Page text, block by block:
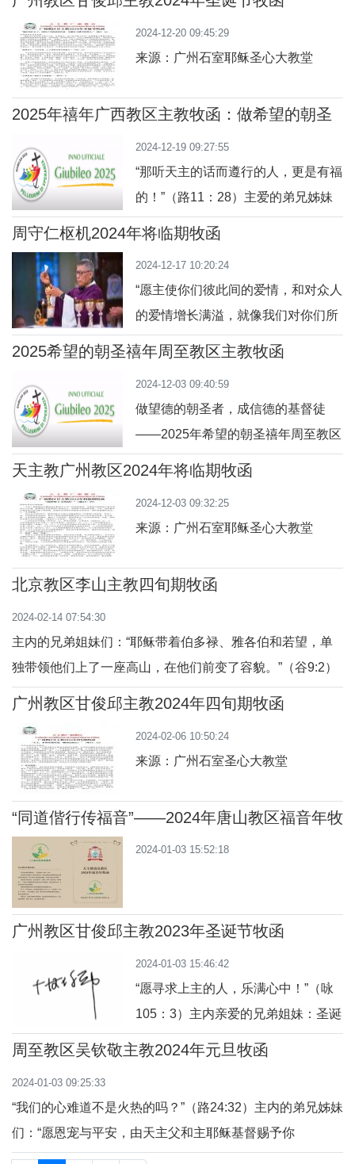
2024-12-20 09:45:29
来源：广州石室耶稣圣心大教堂
2025年禧年广西教区主教牧函：做希望的朝圣
2024-12-19 09:27:55
“那听天主的话而遵行的人，更是有福
的！”（路11：28）主爱的弟兄姊妹
们：教宗方济各颁布2025年为常规禧
是教会自公元1300年波尼法爵八世
（Bonifacio VIII）教宗宣布第一次禧
年以来的第31次禧年。本次禧年的名
称取自《罗马书》：“望德不叫人蒙
年
周守仁枢机2024年将临期牧函
2024-12-17 10:20:24
“愿主使你们彼此间的爱情，和对众人
的爱情增长满溢，就像我们对你们所
有的爱情，好坚固你们的心，使你们
时，于天主我们的父前，在圣德上无
可指摘。”（得撒洛尼前书3: 12-13）
亲爱的主内姊妹兄弟及各位朋友：世
界主教代表会议第十六届常务大会第
将临期。教
2025希望的朝圣禧年周至教区主教牧函
2024-12-03 09:40:59
做望德的朝圣者，成信德的基督徒
——2025年希望的朝圣禧年周至教区
主教牧函 主内的兄弟姐妹们：愿赐平
安！愿主与你们众人同在！（得后
3:16）在2024年5月9日，我们敬爱的
让人蒙羞》，并以“希望的朝圣者”作
励我们做渴
天主教广州教区2024年将临期牧函
2024-12-03 09:32:25
来源：广州石室耶稣圣心大教堂
北京教区李山主教四旬期牧函
2024-02-14 07:54:30
主内的兄弟姐妹们：“耶稣带着伯多禄、雅各伯和若望，单
独带领他们上了一座高山，在他们前变了容貌。”（谷9:2）
耶稣在公开传教前进入约旦河接受洗礼，在逾越节前登上高
活（参《天主教教理》556）。圣父发言，圣子临在，圣神
以鸽子和云彩的形象显现，天主圣三与人类展
广州教区甘俊邱主教2024年四旬期牧函
2024-02-06 10:50:24
来源：广州石室圣心大教堂
“同道偕行传福音”——2024年唐山教区福音年牧
函
2024-01-03 15:52:18
广州教区甘俊邱主教2023年圣诞节牧函
2024-01-03 15:46:42
“愿寻求上主的人，乐满心中！”（咏
105：3）主内亲爱的兄弟姐妹：圣诞
中的耶稣，极其高兴欢喜：“众天使离
开他们往天上去了以后，牧人们就彼
周至教区吴钦敬主教2024年元旦牧函
2024-01-03 09:25:33
“我们的心难道不是火热的吗？”（路24:32）主内的弟兄姊妹
们：“愿恩宠与平安，由天主父和主耶稣基督赐予你
们！”（得后1: 2）在此天主之母瞻礼之时，新年元旦之际，